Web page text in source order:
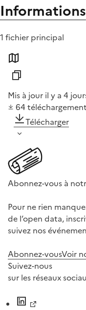
Informations
1 fichier principal
Mis à jour il y a 4
64
Télécharger
Abonnez-vous à
Pour ne rien
de l’open data,
suivez nos
Abonnez-vousVoir
Suivez-nous
sur les réseaux